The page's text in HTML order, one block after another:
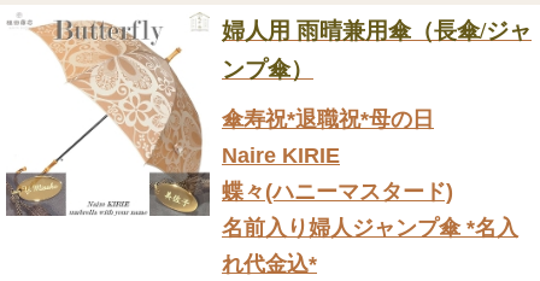
婦人用 雨晴兼用傘（長傘/ジャ
ンプ傘）
傘寿祝*退職祝*母の日
Naire KIRIE
蝶々(ハニーマスタード)
名前入り婦人ジャンプ傘 *名入
れ代金込*